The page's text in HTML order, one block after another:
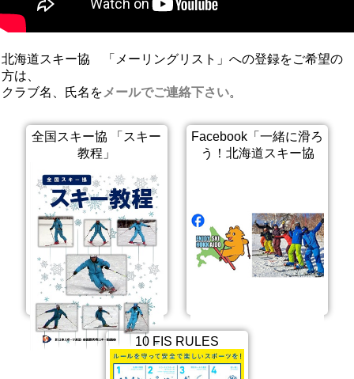
北海道スキー協 「メーリングリスト」への登録をご希望の
方は、
クラブ名、氏名を メールでご連絡下さい。
全国スキー協 「スキー
教程」
Facebook「一緒に滑ろ
う！北海道スキー協
10 FIS RULES